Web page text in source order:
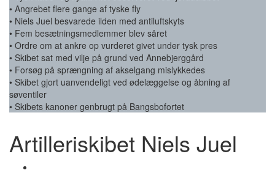
• Angrebet flere gange af tyske fly
• Niels Juel besvarede ilden med antiluftskyts
• Fem besætningsmedlemmer blev såret
• Ordre om at ankre op vurderet givet under tysk pres
• Skibet sat med vilje på grund ved Annebjerggård
• Forsøg på sprængning af akselgang mislykkedes
• Skibet gjort uanvendeligt ved ødelæggelse og åbning af
søventiler
• Skibets kanoner genbrugt på Bangsbofortet
Artilleriskibet Niels Juel